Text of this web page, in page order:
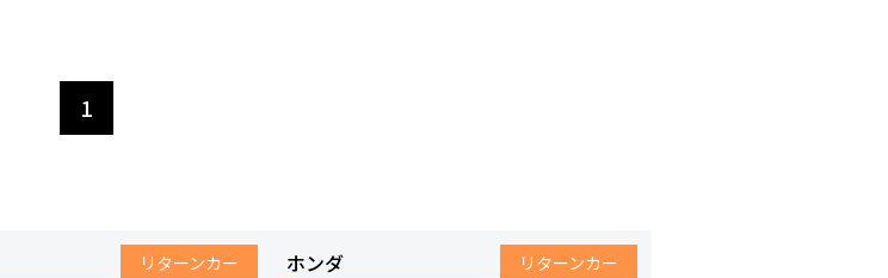
1
リターンカー ホンダ リターンカー